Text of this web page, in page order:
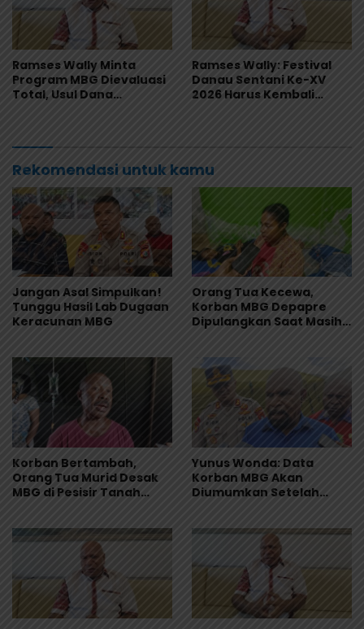
Ramses Wally Minta
Program MBG Dievaluasi
Total, Usul Dana
Ramses Wally: Festival
Danau Sentani Ke-XV
2026 Harus Kembali
Rekomendasi untuk kamu
Jangan Asal Simpulkan!
Tunggu Hasil Lab Dugaan
Keracunan MBG
Orang Tua Kecewa,
Korban MBG Depapre
Dipulangkan Saat Masih
Korban Bertambah,
Orang Tua Murid Desak
MBG di Pesisir Tanah
Yunus Wonda: Data
Korban MBG Akan
Diumumkan Setelah